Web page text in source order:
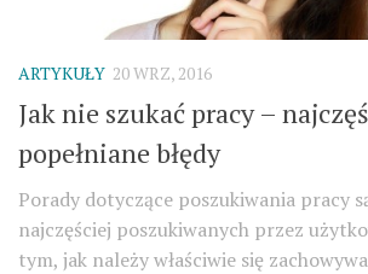
ARTYKUŁY 20 WRZ, 2016
Jak nie szukać pracy –
popełniane błędy
Porady dotyczące poszukiwania pracy
najczęściej poszukiwanych przez
tym, jak należy właściwie się